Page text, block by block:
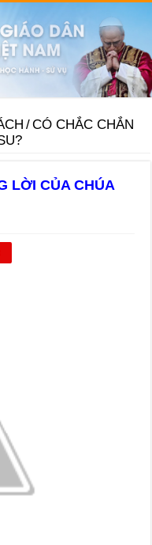
/CÓ CHẮC CHẮN
LỜI CỦA CHÚA